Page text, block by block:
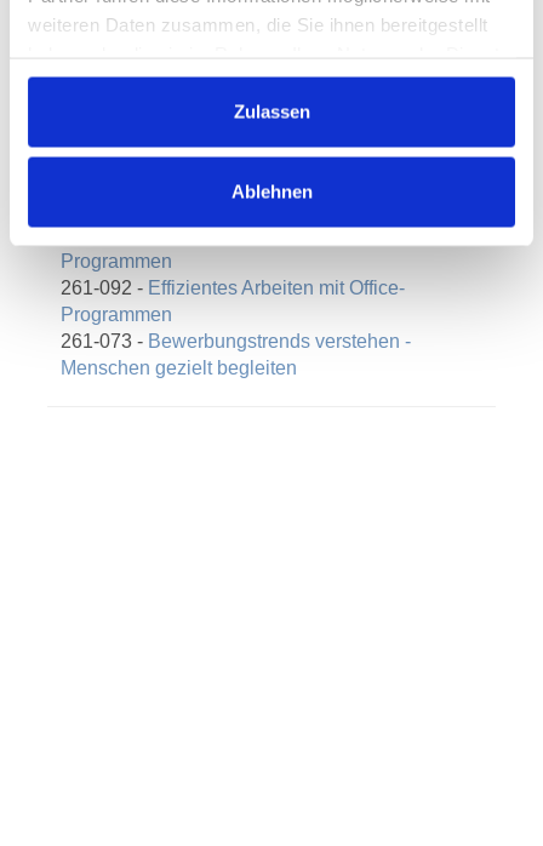
weiteren Daten zusammen, die Sie ihnen bereitgestellt
gesammelt haben.
Zulassen
Ablehnen
Dozent:in
Daniel Behrens
Weitere Kurse
Bewerbungstrends verstehen -
000-056 -Effizientes Arbeiten mit Office-
Programmen
261-092 - Effizientes Arbeiten mit Office-
Programmen
261-073 - Bewerbungstrends verstehen -
Menschen gezielt begleiten